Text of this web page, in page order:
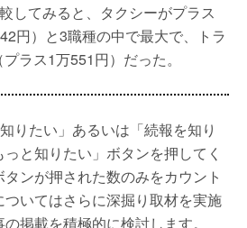
してみると、タクシーがプラス
円）と3職種の中で最大で、トラ
ラス1万551円）だった。
りたい」あるいは「続報を知り
と知りたい」ボタンを押してく
ンが押された数のみをカウント
ついてはさらに深掘り取材を実施
掲載を積極的に検討します。